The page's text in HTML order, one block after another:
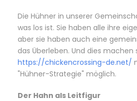
Die Hühner in unserer
was los ist. Sie haben alle ihre
aber sie haben auch eine
das Überleben. Und dies machen
https://chickencrossing-de.net/
"Hühner-Strategie" möglich.
Der Hahn als Leitfigur